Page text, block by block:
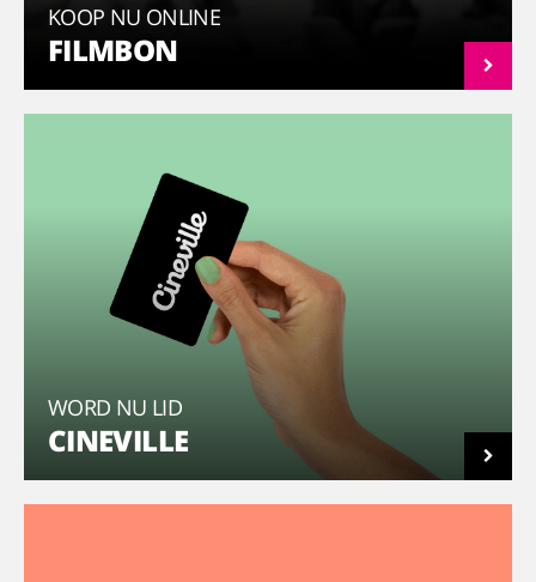
KOOP NU ONLINE
FILMBON
WORD NU LID
CINEVILLE